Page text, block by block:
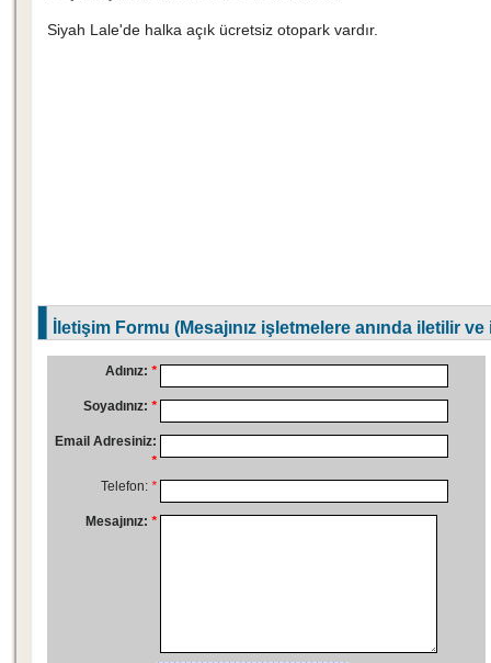
Siyah Lale'de halka açık ücretsiz otopark vardır.
İletişim Formu (Mesajınız işletmelere anında iletilir
Adınız: *
Soyadınız: *
Email Adresiniz:
*
Telefon: *
Mesajınız: *